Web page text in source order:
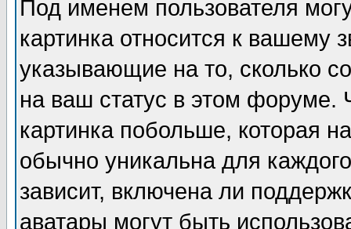
Под именем пользователя
картинка относится к вашему
указывающие на то, сколько
на ваш статус в этом форуме.
картинка побольше, которая
обычно уникальна для
зависит, включена ли
аватары могут быть